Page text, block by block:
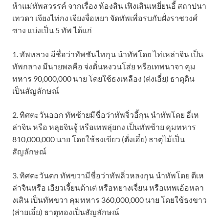
ห้าแม่ทัพสวรรค์ จากเรื่อง ห้องสิน เฟิงเสินเหยี่ยนอี้ สถาปนา
เทวดา เจียงไท่กง เจียงจื่อหยา จัดทัพเพื่อรบกับฝั่งราชวงศ์
ซาง แบ่งเป็น 5 ทัพ ได้แก่
1. ทัพหลวง มีชื่อว่าทัพซันไทกุน นำทัพโดย ไท่เหล่าจิน เป็น
ทัพกลาง มีนายพลคือ จ่งตั๋นหงวนโส่ย หรือเทพนาจา คุม
ทหาร 90,000,000 นาย โดยใช้ธงเหลือง (ต่งเอี๋ย) ธาตุดิน
เป็นสัญลักษณ์
2. ทิศตะวันออก ทัพซ้ายมีชื่อว่าทัพจิ่วอี้กุน นำทัพโดย อี่เห
ล่าจิน หรือ หลุยจินจู้ หรือเทพลุ่ยกง เป็นทัพซ้าย คุมทหาร
810,000,000 นาย โดยใช้ธงเขียว (ตั่งเอี๋ย) ธาตุไม้เป็น
สัญลักษณ์
3. ทิศตะวันตก ทัพขวามีชื่อว่าทัพลิ่วหลงกุน นำทัพโดย ตีเห
ล่าจินหรือ เอียวเจี้ยนต้าเต่ หรือหยางเจี่ยน หรือเทพเอ้อหลา
งเสิน เป็นทัพขวา คุมทหาร 360,000,000 นาย โดยใช้ธงขาว
(ส่ายเอี๋ย) ธาตุทองเป็นสัญลักษณ์